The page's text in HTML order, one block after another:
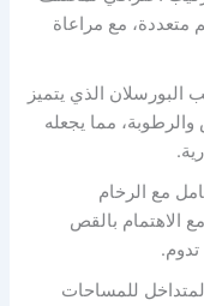
متعددة، مع مراعاة
الذي يتميز
والرطوبة، مما يجعله
مع الرخام
الاهتمام بالقص
تدوم.
للمساحات